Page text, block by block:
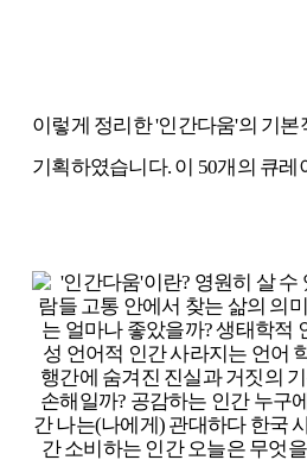
이렇게 정리한 '인간다움'의 기본
기획하였습니다. 이 50개의 큐레